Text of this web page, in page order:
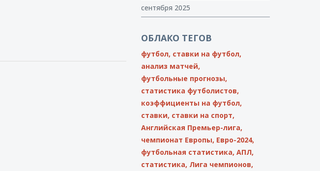
сентября 2025
ОБЛАКО ТЕГОВ
футбол, ставки на футбол,
анализ матчей,
футбольные прогнозы,
статистика футболистов,
коэффициенты на футбол,
ставки, ставки на спорт,
Английская Премьер-лига,
чемпионат Европы, Евро-2024,
футбольная статистика, АПЛ,
статистика, Лига чемпионов,